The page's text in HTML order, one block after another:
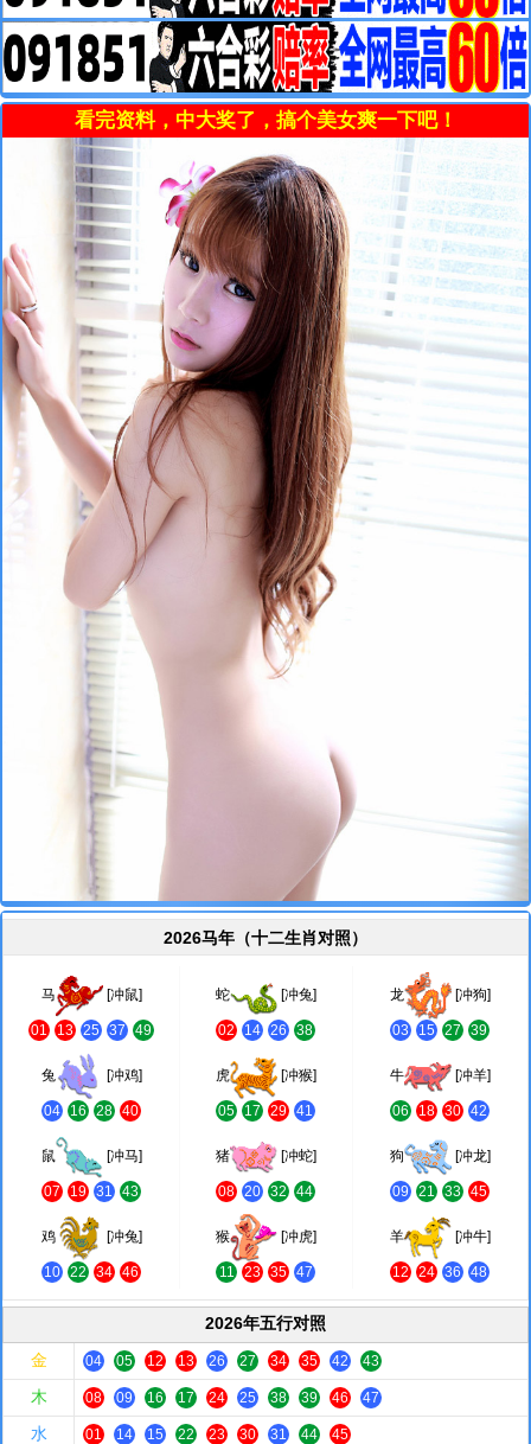
看完资料，中大奖了，搞个美女爽一下吧！
2026马年（十二生肖对照）
马 [冲鼠]
01 13 25 37 49
蛇 [冲兔]
02 14 26 38
龙 [冲狗]
03 15 27 39
兔 [冲鸡]
04 16 28 40
虎 [冲猴]
05 17 29 41
牛 [冲羊]
06 18 30 42
鼠 [冲马]
07 19 31 43
猪 [冲蛇]
08 20 32 44
狗 [冲龙]
09 21 33 45
鸡 [冲兔]
10 22 34 46
猴 [冲虎]
11 23 35 47
羊 [冲牛]
12 24 36 48
2026年五行对照
金
04 05 12 13 26 27 34 35 42 43
木 08 09 16 17 24 25 38 39 46 47
水 01 14 15 22 23 30 31 44 45